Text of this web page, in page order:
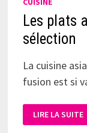
Les plats
sélection
La cuisine
fusion est si
LIRE LA SUITE